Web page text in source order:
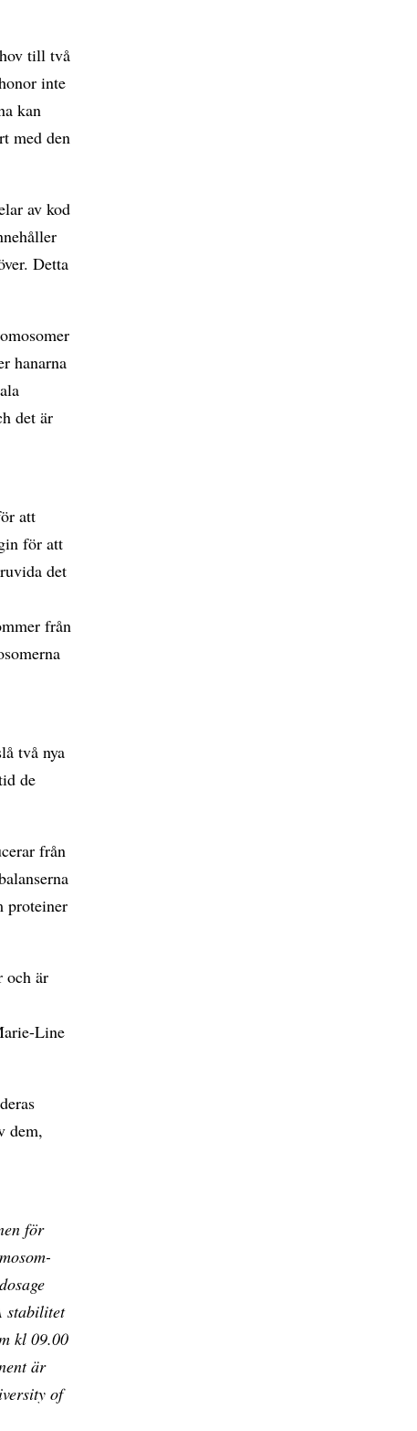
till två
inte
kan
med den
av kod
Detta
hanarna
det är
att
för att
det
från
två nya
de
från
proteiner
och är
Line
dem,
för
stabilitet
kl 09.00
är
of